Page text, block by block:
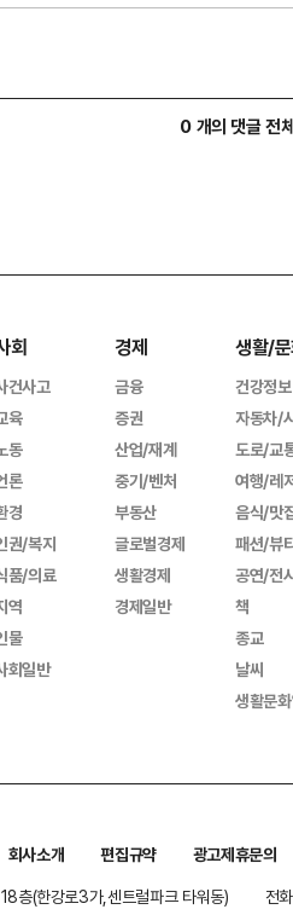
0 개의 댓글 전
회
건사고
육
동
론
경
권/복지
품/의료
역
물
회일반
경제
금융
증권
산업/재계
중기/벤처
부동산
글로벌경제
생활경제
경제일반
생활/
건강정보
자동차/
도로/교
여행/레
음식/맛
패션/뷰
공연/전
책
종교
날씨
생활문
회사소개 편집규약
광고제휴문의
층(한강로3가,센트럴파크 타워동)
전